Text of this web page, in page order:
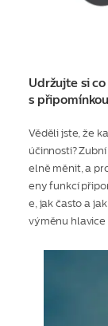
Udržujte si
s
Věděli jste, že
účinnosti?
elně měnit, a
eny funkcí
e, jak často a
výměnu hlavice